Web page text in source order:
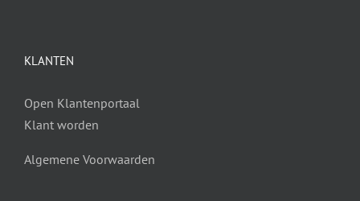
KLANTEN
Open Klantenportaal
Klant worden
Algemene Voorwaarden